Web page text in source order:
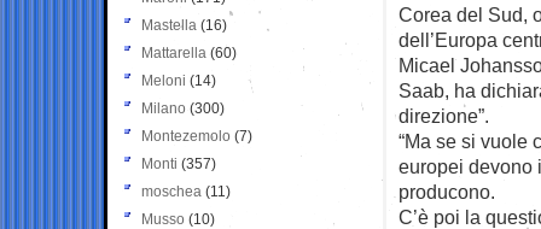
Corea del Sud,
dell’Europa
Micael
Saab, ha
direzione”.
“Ma se si vuole
europei devono
producono.
C’è poi la
Mastella (16)
Mattarella (60)
Meloni (14)
Milano (300)
Montezemolo (7)
Monti (357)
moschea (11)
Musso (10)